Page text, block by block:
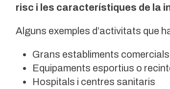
risc i les característiques de la
Alguns exemples d’activitats que
Grans establiments
Equipaments esportius o
Hospitals i centres sanitaris